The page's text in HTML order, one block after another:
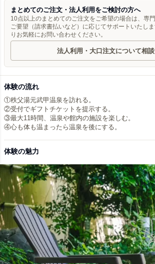
まとめてのご注文・法人利用をご検討の方へ
10点以上のまとめてのご注文をご希望の場合は、専
ご要望（請求書払いなど）に応じてサポートいたし
りお気軽にお問い合わせください。
法人利用・大口注文について相
体験の流れ
①秩父湯元武甲温泉を訪れる。
②受付でギフトチケットを提示する。
③最大11時間、温泉や館内の施設を楽しむ。
④心も体も温まったら温泉を後にする。
体験の魅力